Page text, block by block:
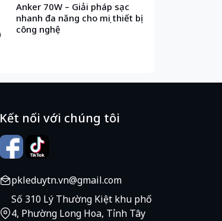
Anker 70W – Giải pháp sạc
nhanh đa năng cho mọi thiết bị
công nghệ
Kết nối với chúng tôi
pkleduytn.vn@gmail.com
Số 310 Lý Thường Kiệt khu phố
4, Phường Long Hoa, Tỉnh Tây